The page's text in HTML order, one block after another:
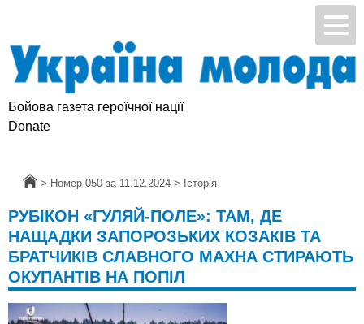
Бойова газета героїчної нації
Donate
Головна
> Номер 050 за 11.12.2024 > Історія
РУБІКОН «ГУЛЯЙ-ПОЛЕ»: ТАМ, ДЕ
НАЩАДКИ ЗАПОРОЗЬКИХ КОЗАКІВ ТА
БРАТЧИКІВ СЛАВНОГО МАХНА СТИРАЮТЬ
ОКУПАНТІВ НА ПОПІЛ